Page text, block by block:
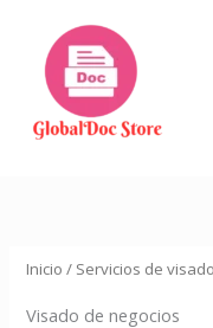
contenido
Inicio / Servicios de visado
Visado de negocios